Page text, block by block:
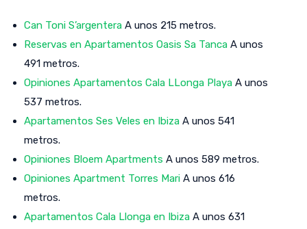
Can Toni S’argentera A unos 215 metros.
Reservas en Apartamentos Oasis Sa Tanca A unos
491 metros.
Opiniones Apartamentos Cala LLonga Playa A unos
537 metros.
Apartamentos Ses Veles en Ibiza A unos 541
metros.
Opiniones Bloem Apartments A unos 589 metros.
Opiniones Apartment Torres Mari A unos 616
metros.
Apartamentos Cala Llonga en Ibiza A unos 631